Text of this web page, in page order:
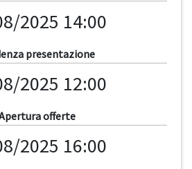
2025 14:00
presentazione
2025 12:00
offerte
2025 16:00